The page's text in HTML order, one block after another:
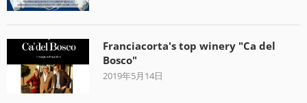
Franciacorta's top winery "Ca del
Bosco"
2019年5月14日